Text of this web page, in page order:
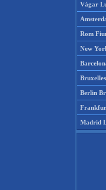
Vágar
Rom
New
Berlin
Madrid